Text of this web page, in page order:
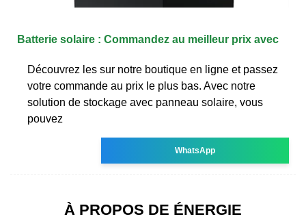
Batterie solaire : Commandez au meilleur prix avec
Découvrez les sur notre boutique en ligne et passez
votre commande au prix le plus bas. Avec notre
solution de stockage avec panneau solaire, vous
pouvez
WhatsApp
À PROPOS DE ÉNERGIE